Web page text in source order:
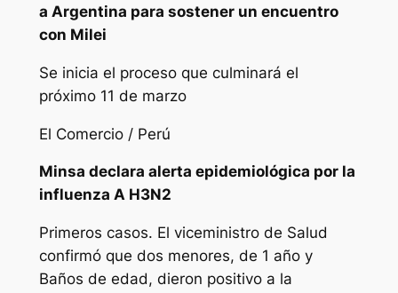
a Argentina para sostener un encuentro
con Milei
Se inicia el proceso que culminará el
próximo 11 de marzo
El Comercio / Perú
Minsa declara alerta epidemiológica por la
influenza A H3N2
Primeros casos. El viceministro de Salud
confirmó que dos menores, de 1 año y
Baños de edad, dieron positivo a la